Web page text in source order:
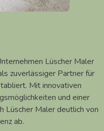
Lüscher Maler
zuverlässiger Partner für
Mit innovativen
und einer
Maler deutlich von
ab.